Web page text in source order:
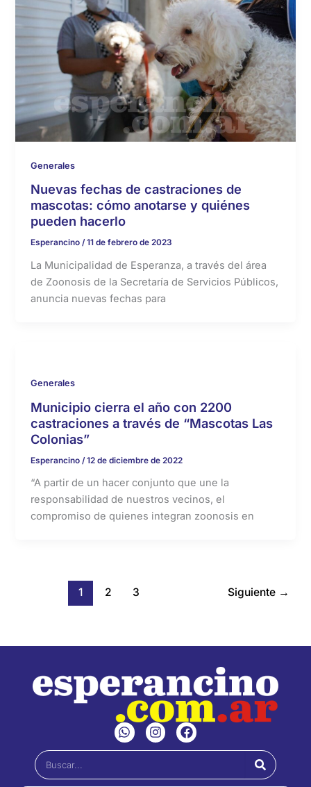
Generales
Nuevas fechas de castraciones de
mascotas: cómo anotarse y quiénes
pueden hacerlo
Esperancino/11 de febrero de 2023
La Municipalidad de Esperanza, a través del área
de Zoonosis de la Secretaría de Servicios Públicos,
anuncia nuevas fechas para
Generales
Municipio cierra el año con 2200
castraciones a través de “Mascotas Las
Colonias”
Esperancino /12 de diciembre de 2022
“A partir de un hacer conjunto que une la
responsabilidad de nuestros vecinos, el
compromiso de quienes integran zoonosis en
1 2 3 Siguiente →
W
h
a
s
I
n
s
a
F
a
c
b
Buscar